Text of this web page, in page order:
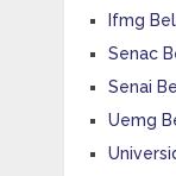
Ifmg
Senac
Senai
Uemg